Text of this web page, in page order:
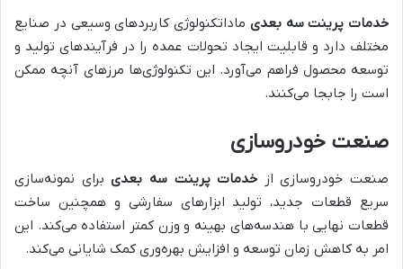
خدمات پرینت سه بعدی ماداتکنولوژی کاربردهای وسیعی در صنایع
مختلف دارد و قابلیت ایجاد تحولات عمده را در فرآیندهای تولید و
توسعه محصول فراهم می‌آورد. این تکنولوژی‌ها مرزهای آنچه ممکن
است را جابجا می‌کنند.
صنعت خودروسازی
صنعت خودروسازی از خدمات پرینت سه بعدیبرای نمونه‌سازی
سریع قطعات جدید، تولید ابزارهای سفارشی و همچنین ساخت
قطعات نهایی با هندسه‌های بهینه و وزن کمتر استفاده می‌کند. این
امر به کاهش زمان توسعه و افزایش بهره‌وری کمک شایانی می‌کند.